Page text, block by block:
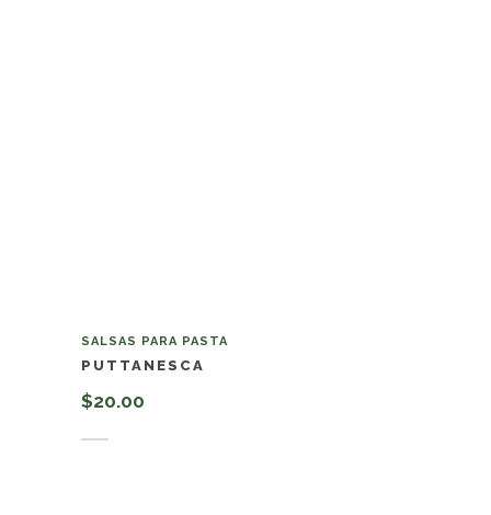
SALSAS PARA PASTA
PUTTANESCA
$20.00